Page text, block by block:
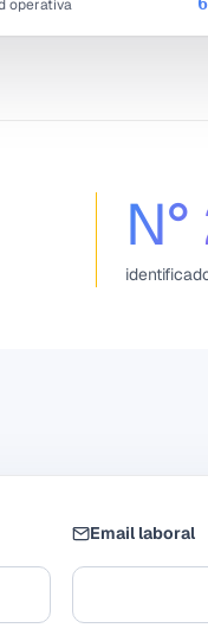
operativa
N°
Email laboral